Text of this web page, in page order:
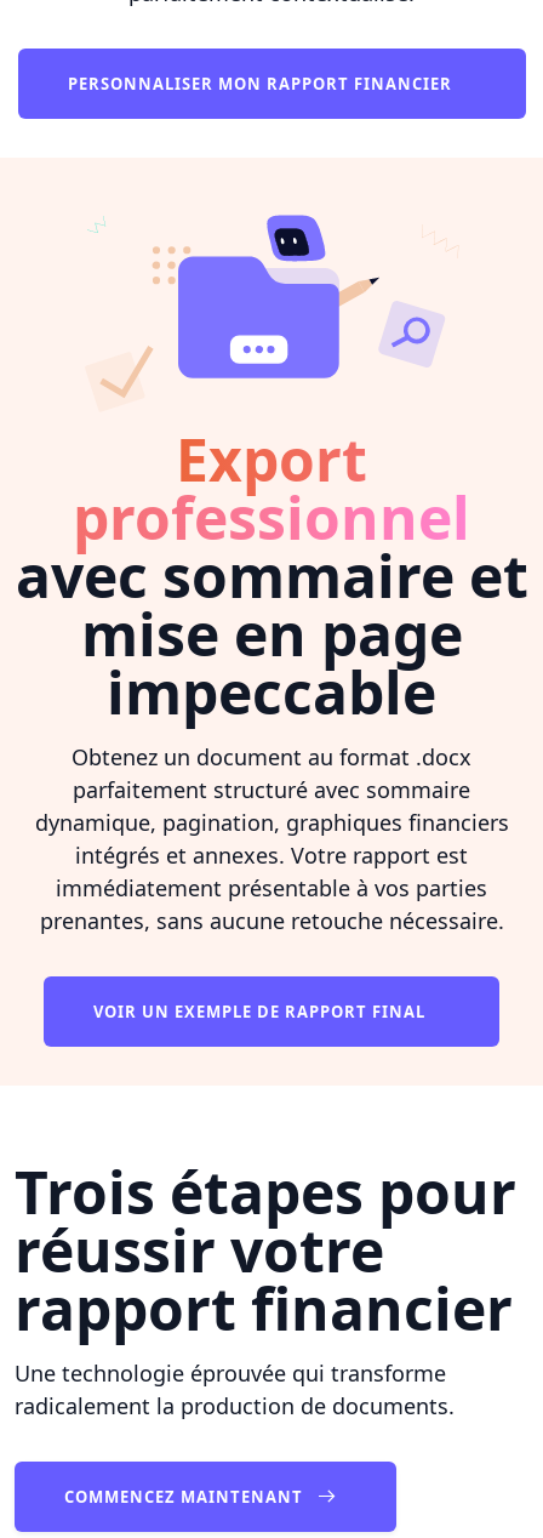
PERSONNALISER MON RAPPORT FINANCIER
Export
professionnel
avec sommaire et
mise en page
impeccable
Obtenez un document au format .docx
parfaitement structuré avec sommaire
dynamique, pagination, graphiques financiers
intégrés et annexes. Votre rapport est
immédiatement présentable à vos parties
prenantes, sans aucune retouche nécessaire.
VOIR UN EXEMPLE DE RAPPORT FINAL
Trois étapes pour
réussir votre
rapport financier
Une technologie éprouvée qui transforme
radicalement la production de documents.
COMMENCEZ MAINTENANT